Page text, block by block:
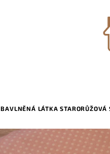
BAVLNĚNÁ LÁTKA